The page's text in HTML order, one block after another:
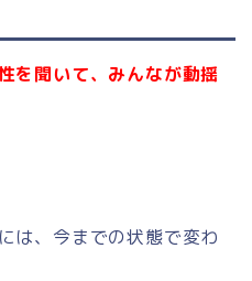
を聞いて、みんなが動揺
は、今までの状態で変わ